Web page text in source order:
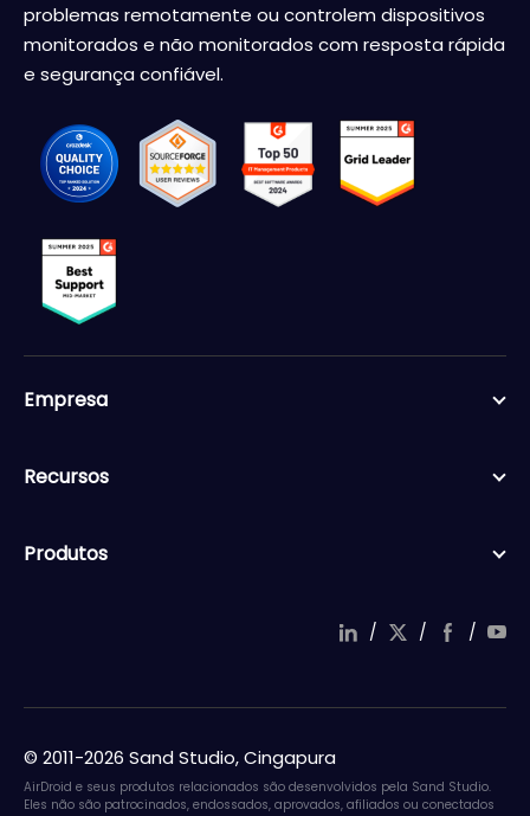
problemas remotamente ou controlem dispositivos
monitorados e não monitorados com resposta rápida
e segurança confiável.
Empresa
Recursos
Produtos
/ / /
© 2011-2026 Sand Studio, Cingapura
AirDroid e seus produtos relacionados são desenvolvidos pela Sand Studio.
Eles não são patrocinados, endossados, aprovados, afiliados ou conectados